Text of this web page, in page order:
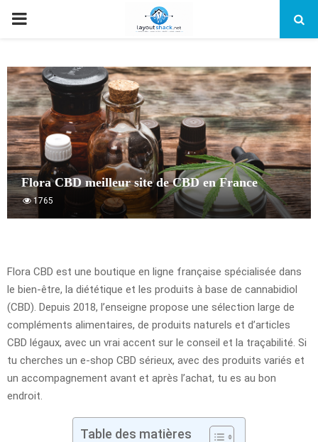
PRIMARY
Flora CBD meilleur site de CBD en France
1765
Flora CBD est une boutique en ligne française spécialisée dans
le bien-être, la diététique et les produits à base de cannabidiol
(CBD). Depuis 2018, l’enseigne propose une sélection large de
compléments alimentaires, de produits naturels et d’articles
CBD légaux, avec un vrai accent sur le conseil et la traçabilité. Si
tu cherches un e-shop CBD sérieux, avec des produits variés et
un accompagnement avant et après l’achat, tu es au bon
endroit.
Table des matières